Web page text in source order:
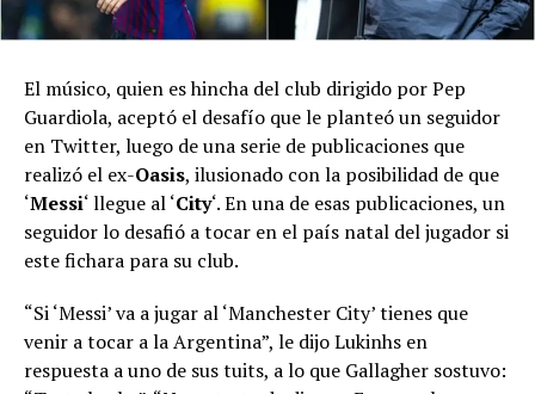
El músico, quien es hincha del club dirigido por Pep
Guardiola, aceptó el desafío que le planteó un seguidor
en Twitter, luego de una serie de publicaciones que
realizó el ex-Oasis, ilusionado con la posibilidad de que
‘Messi‘ llegue al ‘City‘. En una de esas publicaciones, un
seguidor lo desafió a tocar en el país natal del jugador si
este fichara para su club.
“Si ‘Messi’ va a jugar al ‘Manchester City’ tienes que
venir a tocar a la Argentina”, le dijo Lukinhs en
respuesta a uno de sus tuits, a lo que Gallagher sostuvo: